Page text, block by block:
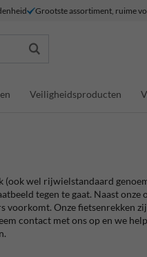
Grootste assortiment, ruime
Veiligheidsproducten
(ook wel rijwielstandaard
tegen te gaat. Naast
voorkomt. Onze fietsenrekken
contact met ons op en we